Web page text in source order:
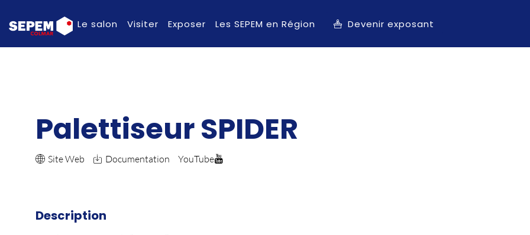
Le salon Visiter Exposer Les SEPEM en Région Devenir exposant
Palettiseur SPIDER
Site Web Documentation YouTube
Description